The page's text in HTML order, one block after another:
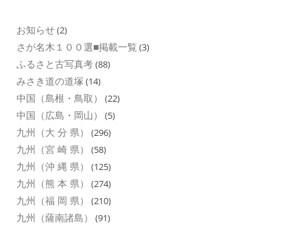
お知らせ(2)
さが名木１００選■掲載一覧 (3)
ふるさと古写真考(88)
みさき道の道塚 (14)
中国（島根・鳥取） (22)
中国（広島・岡山） (5)
九州（大 分 県） (296)
九州（宮 崎 県） (58)
九州（沖 縄 県） (125)
九州（熊 本 県） (274)
九州（福 岡 県） (210)
九州（薩南諸島） (91)